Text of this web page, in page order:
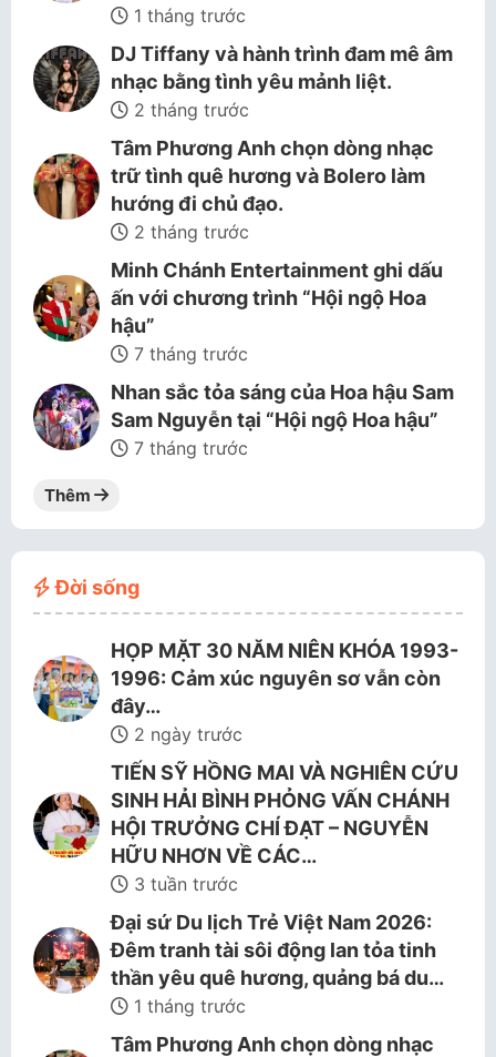
1 tháng trước
DJ Tiffany và hành trình đam mê âm
nhạc bằng tình yêu mảnh liệt.
2 tháng trước
Tâm Phương Anh chọn dòng nhạc
trữ tình quê hương và Bolero làm
hướng đi chủ đạo.
2 tháng trước
Minh Chánh Entertainment ghi dấu
ấn với chương trình “Hội ngộ Hoa
hậu”
7 tháng trước
Nhan sắc tỏa sáng của Hoa hậu Sam
Sam Nguyễn tại “Hội ngộ Hoa hậu”
7 tháng trước
Thêm
Đời sống
HỌP MẶT 30 NĂM NIÊN KHÓA 1993-
1996: Cảm xúc nguyên sơ vẫn còn
đây…
2 ngày trước
TIẾN SỸ HỒNG MAI VÀ NGHIÊN CỨU
SINH HẢI BÌNH PHỎNG VẤN CHÁNH
HỘI TRƯỞNG CHÍ ĐẠT – NGUYỄN
HỮU NHƠN VỀ CÁC…
3 tuần trước
Đại sứ Du lịch Trẻ Việt Nam 2026:
Đêm tranh tài sôi động lan tỏa tinh
thần yêu quê hương, quảng bá du…
1 tháng trước
Tâm Phương Anh chọn dòng nhạc